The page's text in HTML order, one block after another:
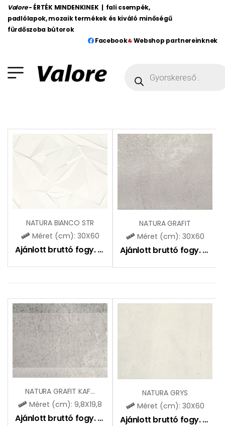
Valore - ÉRTÉK MINDENKINEK | fali csempék,
padlólapok, mozaik termékek és kiváló minőségű
fürdőszoba bútorok
Facebook
Webshop partnereinknek
NATURA BIANCO STR
Méret (cm): 30X60
Ajánlott bruttó fogy. ár: 9500Ft
NATURA GRAFIT
Méret (cm): 30X60
Ajánlott bruttó fogy. ár:
NATURA GRAFIT KAFEL
Méret (cm): 9,8X19,8
Ajánlott bruttó fogy. ár: 11550Ft
NATURA GRYS
Méret (cm): 30X60
Ajánlott bruttó fogy. ár: